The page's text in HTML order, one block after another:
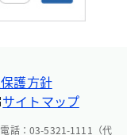
護方針
サイトマップ
話：03-5321-1111（代